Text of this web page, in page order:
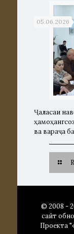
05.06.2026
Ҷаласаи
ва вараҷа
© 2008 -
сайт
Проекта